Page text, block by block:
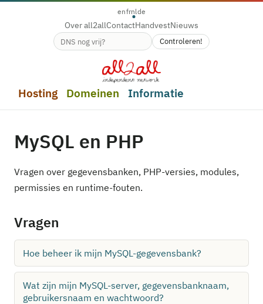
enfrnlde
Over all2allContactHandvestNieuws
Beschikbaarheid van de domeinnaam
Controleren!
Hosting Domeinen Informatie
MySQL en PHP
Vragen over gegevensbanken, PHP-versies, modules,
permissies en runtime-fouten.
Vragen
Hoe beheer ik mijn MySQL-gegevensbank?
Wat zijn mijn MySQL-server, gegevensbanknaam,
gebruikersnaam en wachtwoord?